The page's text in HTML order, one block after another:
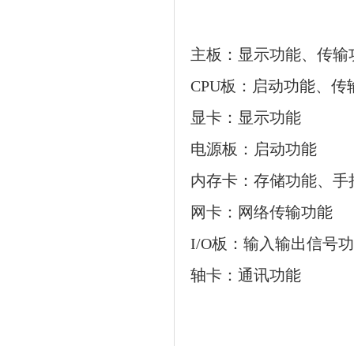
主板：显示功能、传输
CPU板：启动功能、传
显卡：显示功能
电源板：启动功能
内存卡：存储功能、手
网卡：网络传输功能
I/O板：输入输出信号
轴卡：通讯功能